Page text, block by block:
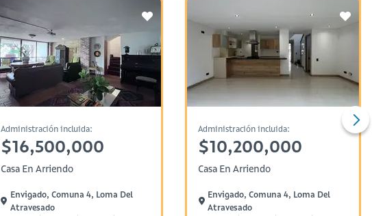
Administración incluida:
$16,500,000
Casa En Arriendo
Envigado, Comuna 4, Loma Del
Atravesado
Administración incluida:
$10,200,000
Casa En Arriendo
Envigado, Comuna 4, Loma Del
Atravesado